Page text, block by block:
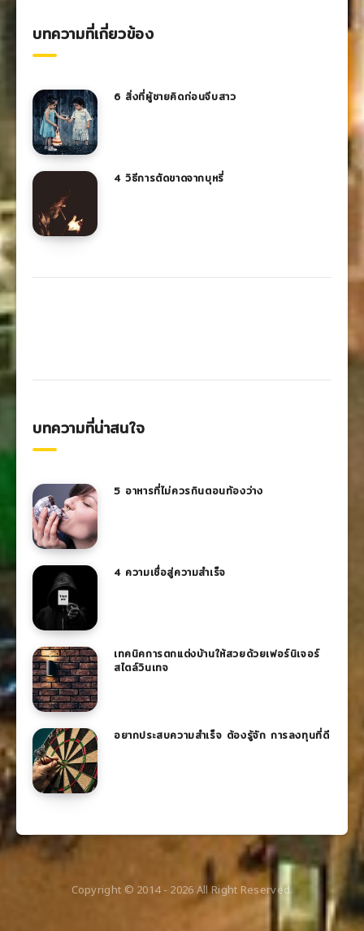
บทความที่เกี่ยวข้อง
6 สิ่งที่ผู้ชายคิดก่อนจีบสาว
4 วิธีการตัดขาดจากบุหรี่
บทความที่น่าสนใจ
5 อาหารที่ไม่ควรกินตอนท้องว่าง
4 ความเชื่อสู่ความสำเร็จ
เทคนิคการตกแต่งบ้านให้สวยด้วยเฟอร์นิเจอร์
สไตล์วินเทจ
อยากประสบความสำเร็จ ต้องรู้จัก การลงทุนที่ดี
Copyright © 2014 - 2026 All Right Reserved.